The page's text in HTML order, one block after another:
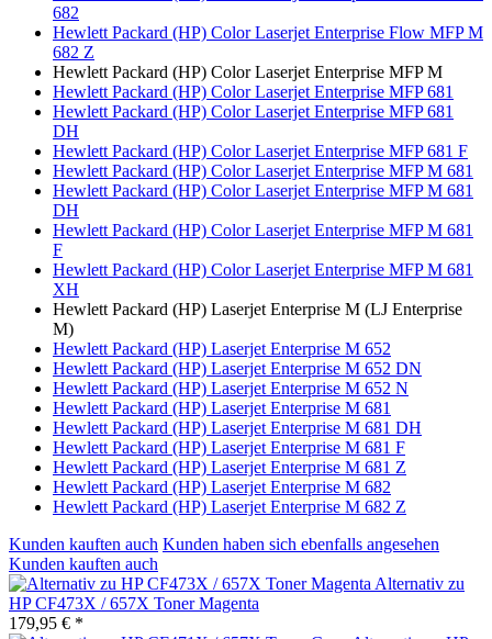
682
Hewlett Packard (HP) Color Laserjet Enterprise Flow MFP M
682 Z
Hewlett Packard (HP) Color Laserjet Enterprise MFP M
Hewlett Packard (HP) Color Laserjet Enterprise MFP 681
Hewlett Packard (HP) Color Laserjet Enterprise MFP 681
DH
Hewlett Packard (HP) Color Laserjet Enterprise MFP 681 F
Hewlett Packard (HP) Color Laserjet Enterprise MFP M 681
Hewlett Packard (HP) Color Laserjet Enterprise MFP M 681
DH
Hewlett Packard (HP) Color Laserjet Enterprise MFP M 681
F
Hewlett Packard (HP) Color Laserjet Enterprise MFP M 681
XH
Hewlett Packard (HP) Laserjet Enterprise M (LJ Enterprise
M)
Hewlett Packard (HP) Laserjet Enterprise M 652
Hewlett Packard (HP) Laserjet Enterprise M 652 DN
Hewlett Packard (HP) Laserjet Enterprise M 652 N
Hewlett Packard (HP) Laserjet Enterprise M 681
Hewlett Packard (HP) Laserjet Enterprise M 681 DH
Hewlett Packard (HP) Laserjet Enterprise M 681 F
Hewlett Packard (HP) Laserjet Enterprise M 681 Z
Hewlett Packard (HP) Laserjet Enterprise M 682
Hewlett Packard (HP) Laserjet Enterprise M 682 Z
Kunden kauften auch Kunden haben sich ebenfalls angesehen
Kunden kauften auch
Alternativ zu
HP CF473X / 657X Toner Magenta
179,95 € *